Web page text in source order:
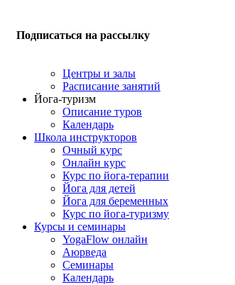
Подписаться на рассылку
Центры и залы
Расписание занятий
Йога-туризм
Описание туров
Календарь
Школа инструкторов
Очный курс
Онлайн курс
Курс по йога-терапии
Йога для детей
Йога для беременных
Курс по йога-туризму
Курсы и семинары
YogaFlow онлайн
Аюрведа
Семинары
Календарь